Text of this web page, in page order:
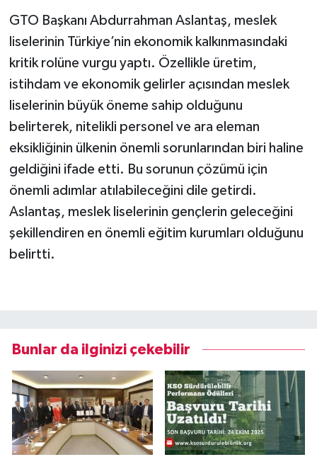
GTO Başkanı Abdurrahman Aslantaş, meslek
liselerinin Türkiye’nin ekonomik kalkınmasındaki
kritik rolüne vurgu yaptı. Özellikle üretim,
istihdam ve ekonomik gelirler açısından meslek
liselerinin büyük öneme sahip olduğunu
belirterek, nitelikli personel ve ara eleman
eksikliğinin ülkenin önemli sorunlarından biri haline
geldiğini ifade etti. Bu sorunun çözümü için
önemli adımlar atılabileceğini dile getirdi.
Aslantaş, meslek liselerinin gençlerin geleceğini
şekillendiren en önemli eğitim kurumları olduğunu
belirtti.
Bunlar da ilginizi çekebilir